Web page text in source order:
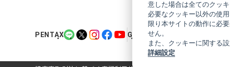
PENTAXPENTAX
の
LINE（新
PENTAX
の
X（新
PENTAX
の
Instagram（新
PENTAX
の
Facebook（新
PENTAX
の
YouTube（新
GR
GR
の
公
式
公
式
公
意した場合は全てのクッ
必要なクッキー以外の使
限り本サイトの動作に必
せん。
また、クッキーに関する
詳細設定